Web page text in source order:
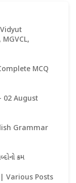
MCQ
02 August
Grammar
ક્રમ
Various Posts